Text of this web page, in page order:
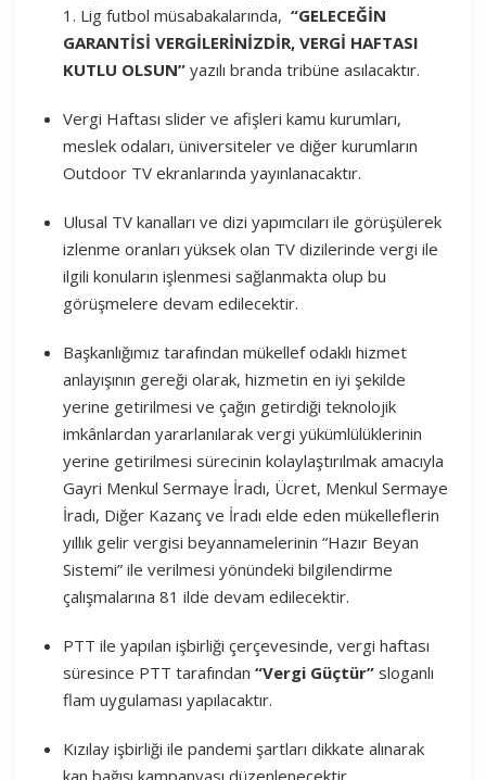
1. Lig futbol müsabakalarında, “GELECEĞİN
GARANTİSİ VERGİLERİNİZDİR, VERGİ HAFTASI
KUTLU OLSUN” yazılı branda tribüne asılacaktır.
Vergi Haftası slider ve afişleri kamu kurumları,
meslek odaları, üniversiteler ve diğer kurumların
Outdoor TV ekranlarında yayınlanacaktır.
Ulusal TV kanalları ve dizi yapımcıları ile görüşülerek
izlenme oranları yüksek olan TV dizilerinde vergi ile
ilgili konuların işlenmesi sağlanmakta olup bu
görüşmelere devam edilecektir.
Başkanlığımız tarafından mükellef odaklı hizmet
anlayışının gereği olarak, hizmetin en iyi şekilde
yerine getirilmesi ve çağın getirdiği teknolojik
imkânlardan yararlanılarak vergi yükümlülüklerinin
yerine getirilmesi sürecinin kolaylaştırılmak amacıyla
Gayri Menkul Sermaye İradı, Ücret, Menkul Sermaye
İradı, Diğer Kazanç ve İradı elde eden mükelleflerin
yıllık gelir vergisi beyannamelerinin “Hazır Beyan
Sistemi” ile verilmesi yönündeki bilgilendirme
çalışmalarına 81 ilde devam edilecektir.
PTT ile yapılan işbirliği çerçevesinde, vergi haftası
süresince PTT tarafından “Vergi Güçtür” sloganlı
flam uygulaması yapılacaktır.
Kızılay işbirliği ile pandemi şartları dikkate alınarak
kan bağışı kampanyası düzenlenecektir.